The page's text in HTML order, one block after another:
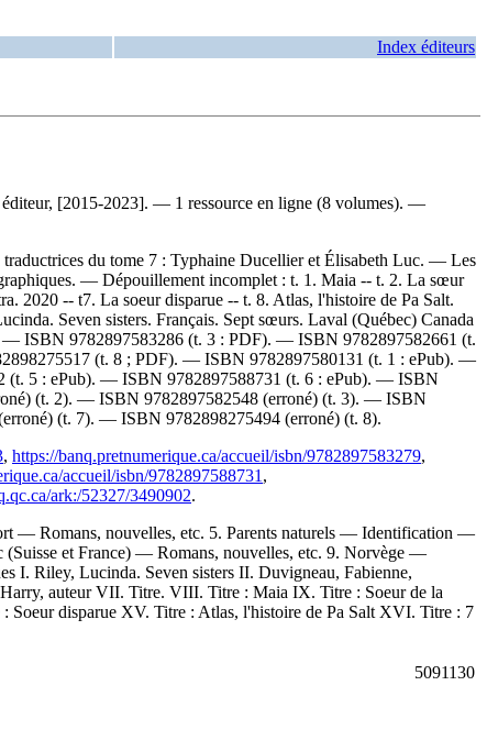
Index éditeurs
[2015-2023]. — 1 ressource en ligne (8 volumes). —
du tome 7 : Typhaine Ducellier et Élisabeth Luc. — Les
— Dépouillement incomplet : t. 1. Maia -- t. 2. La sœur
2020 -- t7. La soeur disparue -- t. 8. Atlas, l'histoire de Pa Salt.
Seven sisters. Français. Sept sœurs. Laval (Québec) Canada
— ISBN 9782897583286 (t. 3 : PDF). — ISBN 9782897582661 (t.
(t. 8 ; PDF). — ISBN 9782897580131 (t. 1 : ePub). —
(t. 5 : ePub). — ISBN 9782897588731 (t. 6 : ePub). — ISBN
(t. 2). — ISBN 9782897582548 (erroné) (t. 3). — ISBN
(t. 7). — ISBN 9782898275494 (erroné) (t. 8).
, https://banq.pretnumerique.ca/accueil/isbn/9782897583279,
accueil/isbn/9782897588731 ,
ark:/52327/3490902.
— Romans, nouvelles, etc. 5. Parents naturels — Identification —
(Suisse et France) — Romans, nouvelles, etc. 9. Norvège —
I. Riley, Lucinda. Seven sisters II. Duvigneau, Fabienne,
auteur VII. Titre. VIII. Titre : Maia IX. Titre : Soeur de la
disparue XV. Titre : Atlas, l'histoire de Pa Salt XVI. Titre : 7
5091130